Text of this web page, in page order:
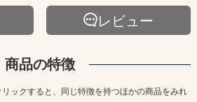
レビュー
商品の特徴
ックすると、同じ特徴を持つほかの商品をみれ